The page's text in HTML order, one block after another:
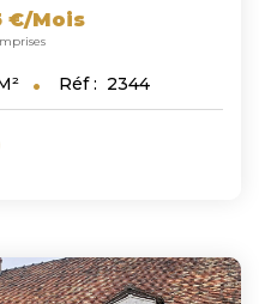
€/mois
Réf : 2344